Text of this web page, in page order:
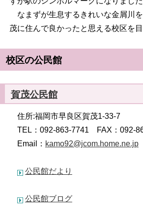
なまずが生息するきれいな金屑川
茂に住んで良かったと思える校区を目
校区の公民館
賀茂公民館
住所:福岡市早良区賀茂1-33-7
TEL：092-863-7741 FAX：092-
Email： kamo92@jcom.home.ne.jp
公民館だより
公民館ブログ